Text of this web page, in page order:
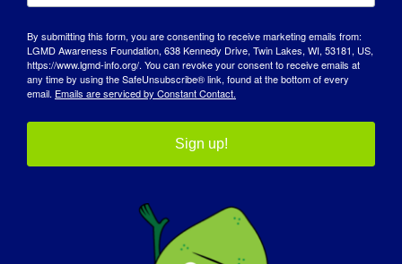
スポットライト
会社概要
イベント
連絡先
寄付する
By submitting this form, you are consenting to receive marketing emails from:
LGMD Awareness Foundation, 638 Kennedy Drive, Twin Lakes, WI, 53181, US,
https://www.lgmd-info.org/. You can revoke your consent to receive emails at
any time by using the SafeUnsubscribe® link, found at the bottom of every
email. Emails are serviced by Constant Contact.
Sign up!